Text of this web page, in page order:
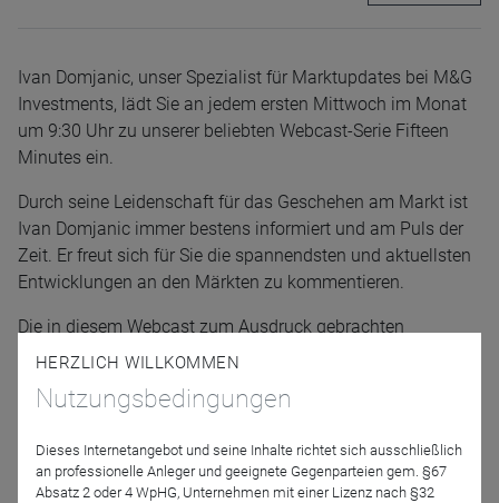
Ivan Domjanic, unser Spezialist für Marktupdates bei M&G
Investments, lädt Sie an jedem ersten Mittwoch im Monat
um 9:30 Uhr zu unserer beliebten Webcast-Serie Fifteen
Minutes ein.
Durch seine Leidenschaft für das Geschehen am Markt ist
Ivan Domjanic immer bestens informiert und am Puls der
Zeit. Er freut sich für Sie die spannendsten und aktuellsten
Entwicklungen an den Märkten zu kommentieren.
Die in diesem Webcast zum Ausdruck gebrachten
Ansichten sollten nicht als Empfehlung, Beratung oder
des Fonds kann sowohl fallen als auch steigen. Dies führt
und Sie bekommen möglicherweise weniger zurück, als Sie
ursprünglich investiert haben.
HERZLICH WILLKOMMEN
Nutzungsbedingungen
Dieses Internetangebot und seine Inhalte richtet sich ausschließlich
an professionelle Anleger und geeignete Gegenparteien gem. §67
Absatz 2 oder 4 WpHG, Unternehmen mit einer Lizenz nach §32